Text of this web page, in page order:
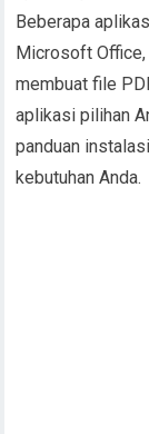
Beberapa
Microsoft Office,
membuat file
aplikasi pilihan
panduan
kebutuhan Anda.